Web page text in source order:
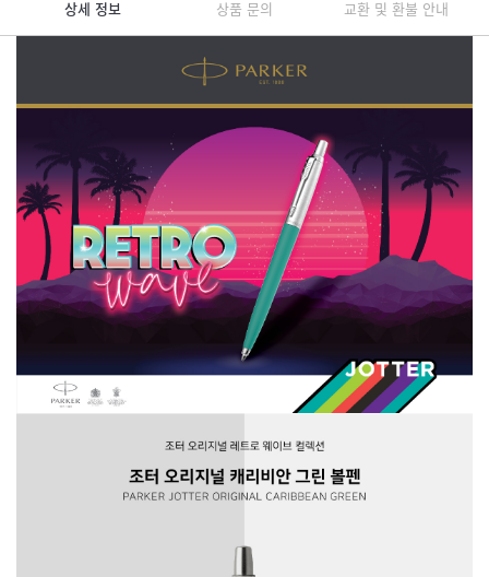
상세 정보 상품 문의 교환 및 환불 안내